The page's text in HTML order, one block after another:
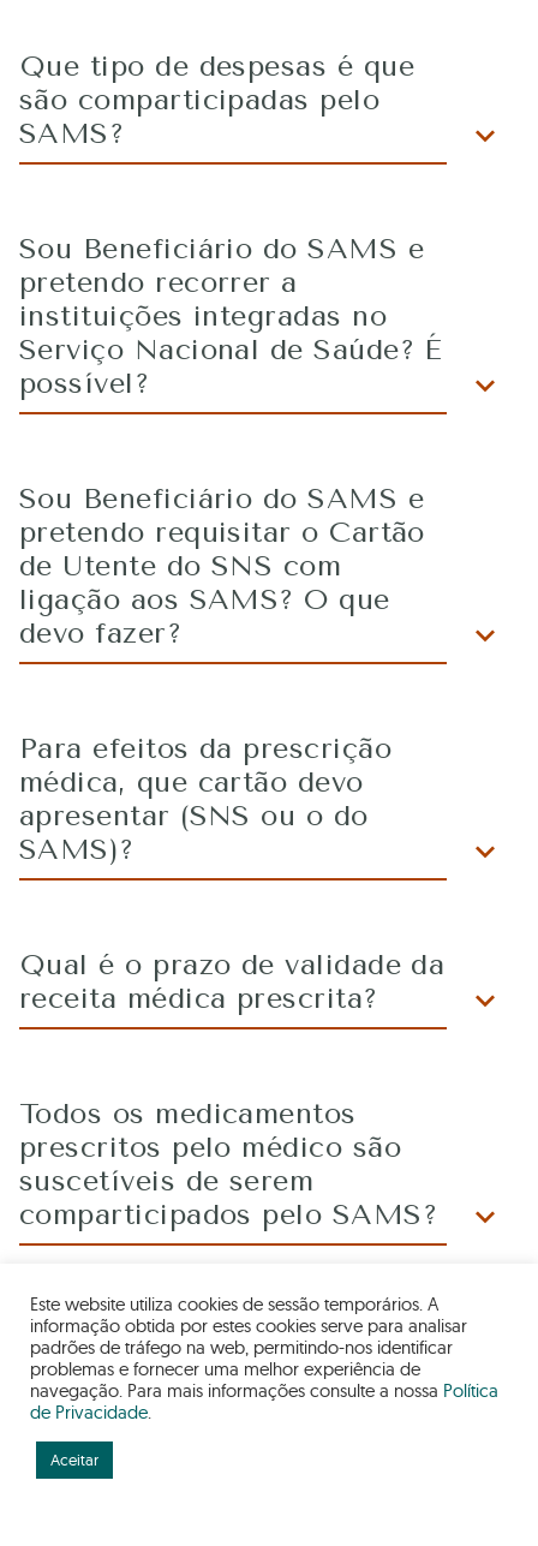
Que tipo de despesas é que
são comparticipadas pelo
SAMS?
Sou Beneficiário do SAMS e
pretendo recorrer a
instituições integradas no
Serviço Nacional de Saúde? É
possível?
Sou Beneficiário do SAMS e
pretendo requisitar o Cartão
de Utente do SNS com
ligação aos SAMS? O que
devo fazer?
Para efeitos da prescrição
médica, que cartão devo
apresentar (SNS ou o do
SAMS)?
Qual é o prazo de validade da
receita médica prescrita?
Todos os medicamentos
prescritos pelo médico são
suscetíveis de serem
comparticipados pelo SAMS?
Este website utiliza cookies de sessão temporários. A
informação obtida por estes cookies serve para analisar
padrões de tráfego na web, permitindo-nos identificar
problemas e fornecer uma melhor experiência de
navegação. Para mais informações consulte a nossa Política
de Privacidade.
Aceitar